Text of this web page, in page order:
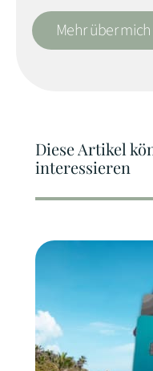
Mehr über mich
Diese Artikel
interessieren